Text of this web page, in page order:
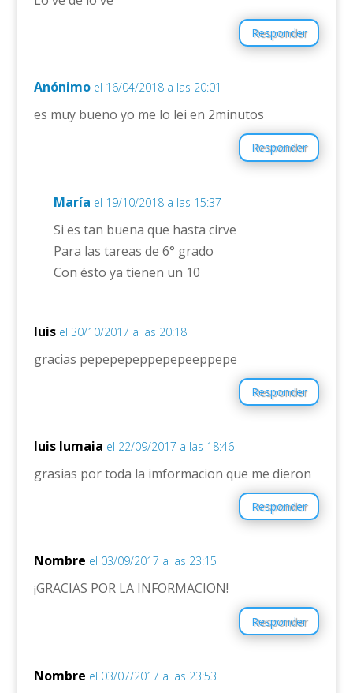
Responder
Anónimo el 16/04/2018 a las 20:01
es muy bueno yo me lo lei en 2minutos
Responder
María el 19/10/2018 a las 15:37
Si es tan buena que hasta cirve
Para las tareas de 6° grado
Con ésto ya tienen un 10
luis el 30/10/2017 a las 20:18
gracias pepepepeppepepeeppepe
Responder
luis lumaia el 22/09/2017 a las 18:46
grasias por toda la imformacion que me dieron
Responder
Nombre el 03/09/2017 a las 23:15
¡GRACIAS POR LA INFORMACION!
Responder
Nombre el 03/07/2017 a las 23:53